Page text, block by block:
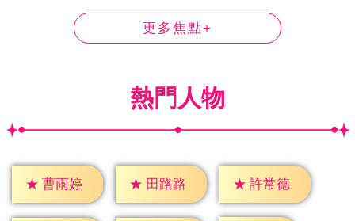
更多焦點+
熱門人物
★ 曹雨婷 ★ 田路路 ★ 許常德